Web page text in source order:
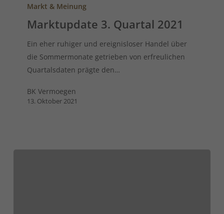
Markt & Meinung
Marktupdate 3. Quartal 2021
Ein eher ruhiger und ereignisloser Handel über
die Sommermonate getrieben von erfreulichen
Quartalsdaten prägte den…
BK Vermoegen
13. Oktober 2021